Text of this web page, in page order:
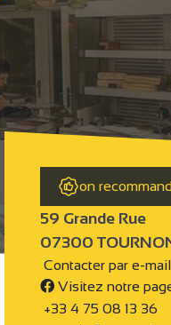
on
59 Grande Rue
07300
Contacter par e-mail
Visitez notre
+33 4 75 08 13 36